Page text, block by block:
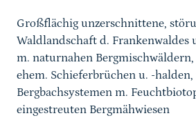
Großflächig unzerschnittene,
Waldlandschaft d. Frankenwaldes
m. naturnahen
ehem. Schieferbrüchen u. -
Bergbachsystemen m.
eingestreuten Bergmähwiesen